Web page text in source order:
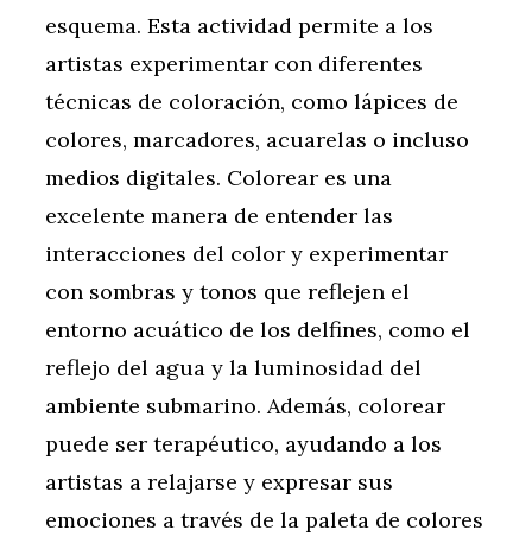
esquema. Esta actividad permite a los
artistas experimentar con diferentes
técnicas de coloración, como lápices de
colores, marcadores, acuarelas o incluso
medios digitales. Colorear es una
excelente manera de entender las
interacciones del color y experimentar
con sombras y tonos que reflejen el
entorno acuático de los delfines, como el
reflejo del agua y la luminosidad del
ambiente submarino. Además, colorear
puede ser terapéutico, ayudando a los
artistas a relajarse y expresar sus
emociones a través de la paleta de colores